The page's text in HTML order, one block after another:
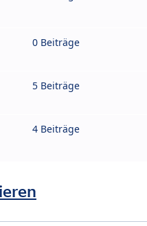
0 Beiträge
5 Beiträge
4 Beiträge